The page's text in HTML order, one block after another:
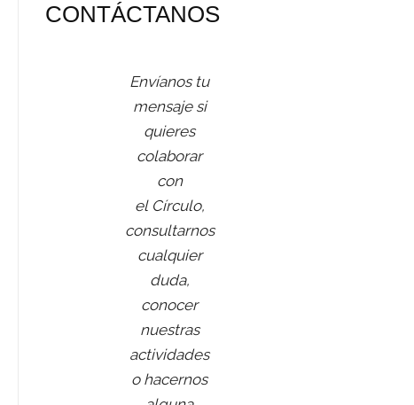
CONTÁCTANOS
Envíanos tu
mensaje si
quieres
colaborar
con
el Círculo,
consultarnos
cualquier
duda,
conocer
nuestras
actividades
o hacernos